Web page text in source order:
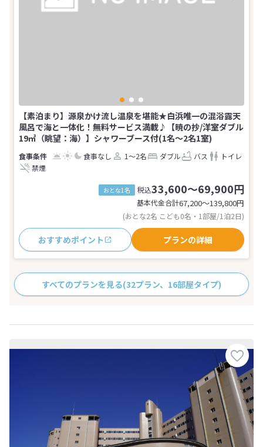
【素泊まり】源泉かけ流し温泉を堪能★白浜唯一の混浴露天
風呂で海と一体化！無料サービス満載♪【暁の抄/洋室ダブル
19㎡（眺望：海）】シャワーブース付(1名～2名1室)
食事なし 1～2名 ダブル バス
トイレ
禁煙
おとな1名 税込33,600～69,900円
基本代金合計67,200〜139,800円
(おとな2名 こども0名・1部屋/1泊2日)
おすすめポイント プランの詳細
すべてのプランを見る(32プラン、16部屋タイプ)